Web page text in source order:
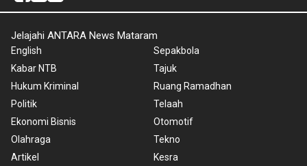
Jelajahi ANTARA News Mataram
English
Kabar NTB
Hukum Kriminal
Politik
Ekonomi Bisnis
Olahraga
Artikel
Sepakbola
Tajuk
Ruang Ramadhan
Telaah
Otomotif
Tekno
Kesra